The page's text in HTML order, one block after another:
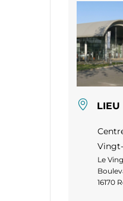
LIEU
Le
16170